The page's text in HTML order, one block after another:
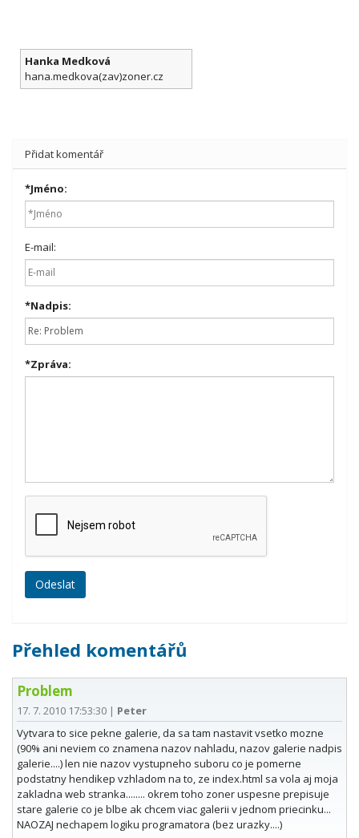
Hanka Medková
hana.medkova(zav)zoner.cz
Přidat komentář
*Jméno:
E-mail:
*Nadpis:
*Zpráva:
Přehled komentářů
Problem
17. 7. 2010 17:53:30 | Peter
Vytvara to sice pekne galerie, da sa tam nastavit vsetko mozne
(90% ani neviem co znamena nazov nahladu, nazov galerie nadpis
galerie....) len nie nazov vystupneho suboru co je pomerne
podstatny hendikep vzhladom na to, ze index.html sa vola aj moja
zakladna web stranka........ okrem toho zoner uspesne prepisuje
stare galerie co je blbe ak chcem viac galerii v jednom priecinku...
NAOZAJ nechapem logiku programatora (bez urazky....)